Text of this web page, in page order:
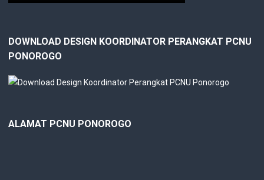
DOWNLOAD DESIGN KOORDINATOR PERANGKAT PCNU
PONOROGO
ALAMAT PCNU PONOROGO